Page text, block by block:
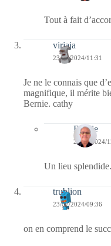
Tout à fait
virjaja
23/07/2024/11:31
Je ne le connais que
magnifique, il mérite
Bernie. cathy
Bernie
24/07/2024/
Un lieu splendide.
trublion
23/07/2024/09:36
on en comprend le